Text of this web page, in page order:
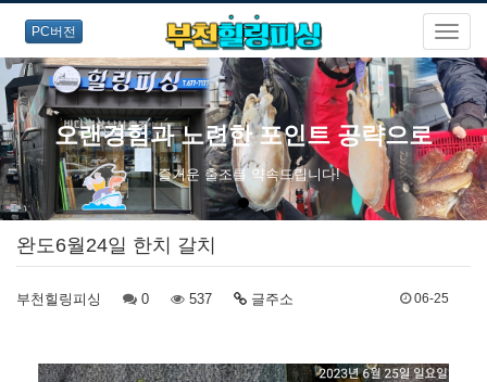
PC버전
오랜경험과 노련한 포인트 공략으로
즐거운 출조를 약속드립니다!
완도6월24일 한치 갈치
부천힐링피싱 0 537 글주소 06-25